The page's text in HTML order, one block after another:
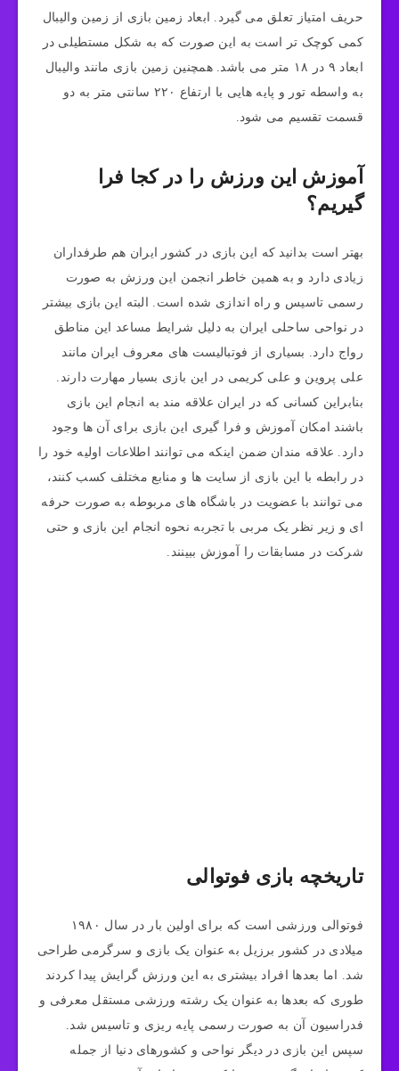
حریف امتیاز تعلق می گیرد. ابعاد زمین بازی از زمین والیبال
کمی کوچک تر است به این صورت که به شکل مستطیلی در
ابعاد ۹ در ۱۸ متر می باشد. همچنین زمین بازی مانند والیبال
به واسطه تور و پایه هایی با ارتفاع ۲۲۰ سانتی متر به دو
قسمت تقسیم می شود.
آموزش این ورزش را در کجا فرا
گیریم؟
بهتر است بدانید که این بازی در کشور ایران هم طرفداران
زیادی دارد و به همین خاطر انجمن این ورزش به صورت
رسمی تاسیس و راه اندازی شده است. البته این بازی بیشتر
در نواحی ساحلی ایران به دلیل شرایط مساعد این مناطق
رواج دارد. بسیاری از فوتبالیست های معروف ایران مانند
علی پروین و علی کریمی در این بازی بسیار مهارت دارند.
بنابراین کسانی که در ایران علاقه مند به انجام این بازی
باشند امکان آموزش و فرا گیری این بازی برای آن ها وجود
دارد. علاقه مندان ضمن اینکه می ‌توانند اطلاعات اولیه خود را
در رابطه با این بازی از سایت ها و منابع مختلف کسب کنند،
می توانند با عضویت در باشگاه های مربوطه به صورت حرفه
ای و زیر نظر یک مربی با تجربه نحوه انجام این بازی و حتی
شرکت در مسابقات را آموزش ببینند.
تاریخچه بازی فوتوالی
فوتوالی ورزشی است که برای اولین بار در سال ۱۹۸۰
میلادی در کشور برزیل به عنوان یک بازی و سرگرمی طراحی
شد. اما بعدها افراد بیشتری به این ورزش گرایش پیدا کردند
طوری که بعدها به عنوان یک رشته ورزشی مستقل معرفی و
فدراسیون آن به صورت رسمی پایه ریزی و تاسیس شد.
سپس این بازی در دیگر نواحی و کشورهای دنیا از جمله